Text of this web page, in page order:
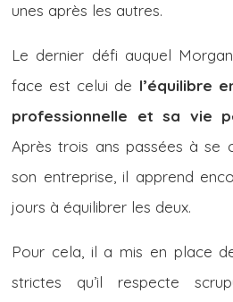
unes après les autres.
Le dernier défi auquel
face est celui de l’équilibre
professionnelle et sa vie
Après trois ans passées à se
son entreprise, il apprend
jours à équilibrer les deux.
Pour cela, il a mis en place
strictes qu’il respecte